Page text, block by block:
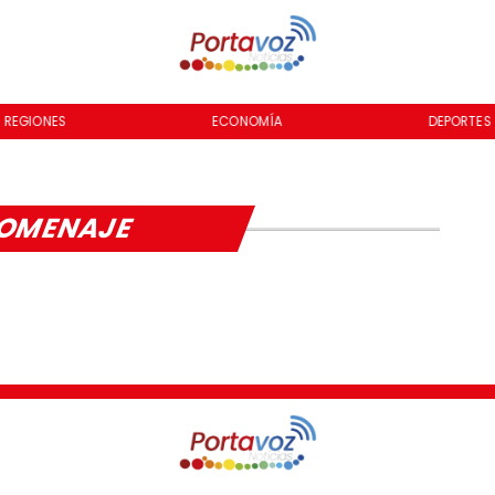
REGIONES ECONOMÍA DEPORTES